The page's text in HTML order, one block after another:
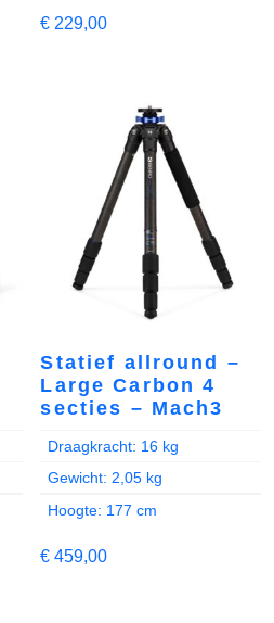
€ 229,00
Statief allround –
Large Carbon 4
secties – Mach3
Draagkracht: 16 kg
Gewicht: 2,05 kg
Hoogte: 177 cm
€ 459,00